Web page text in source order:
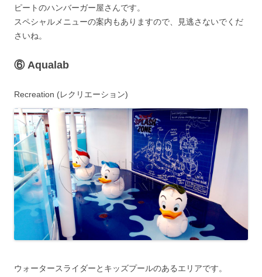
ピートのハンバーガー屋さんです。
スペシャルメニューの案内もありますので、見逃さないでくだ
さいね。
⑥Aqualab
Recreation (レクリエーション)
ウォータースライダーとキッズプールのあるエリアです。